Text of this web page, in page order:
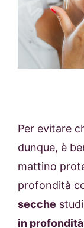
Per evitare
dunque, è
mattino
profondità
secche
in profondità